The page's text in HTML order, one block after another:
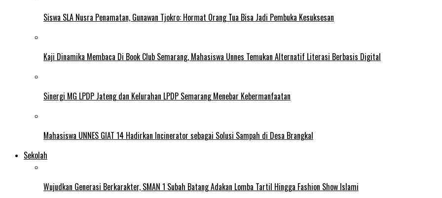
Siswa SLA Nusra Penamatan, Gunawan Tjokro: Hormat Orang Tua Bisa Jadi Pembuka Kesuksesan
Kaji Dinamika Membaca Di Book Club Semarang, Mahasiswa Unnes Temukan Alternatif Literasi Berbasis Digital
Sinergi MG LPDP Jateng dan Kelurahan LPDP Semarang Menebar Kebermanfaatan
Mahasiswa UNNES GIAT 14 Hadirkan Incinerator sebagai Solusi Sampah di Desa Brangkal
Sekolah
Wujudkan Generasi Berkarakter, SMAN 1 Subah Batang Adakan Lomba Tartil Hingga Fashion Show Islami